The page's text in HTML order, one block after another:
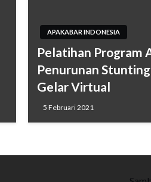
APAKABAR INDONESIA
Pelatihan Program
Penurunan
Gelar Virtual
5 Februari 2021